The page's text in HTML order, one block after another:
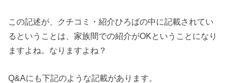
この記述が、クチコミ・紹介ひろばの中に記載されてい
るということは、家族間での紹介がOKということになり
ますよね。なりますよね？
Q&Aにも下記のような記載があります。